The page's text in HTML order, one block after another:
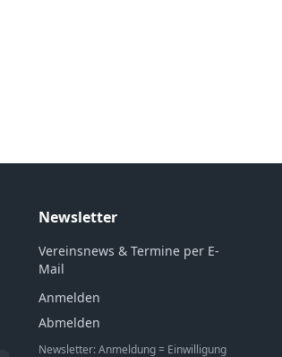
Newsletter
Vereinsnews & Termine per E-
Mail
Anmelden
Abmelden
Newsletter: Anmeldung = Einwilligung